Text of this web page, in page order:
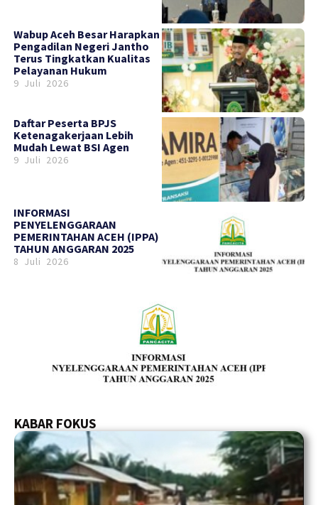
Wabup Aceh Besar Harapkan
Pengadilan Negeri Jantho
Terus Tingkatkan Kualitas
Pelayanan Hukum
9 Juli 2026
Daftar Peserta BPJS
Ketenagakerjaan Lebih
Mudah Lewat BSI Agen
9 Juli 2026
INFORMASI
PENYELENGGARAAN
PEMERINTAHAN ACEH (IPPA)
TAHUN ANGGARAN 2025
8 Juli 2026
KABAR FOKUS